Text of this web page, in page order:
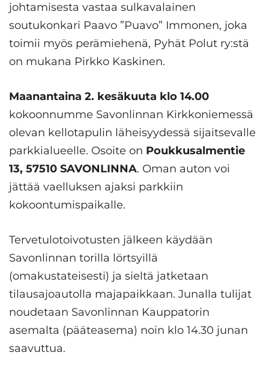
johtamisesta vastaa sulkavalainen
soutukonkari Paavo ”Puavo” Immonen, joka
toimii myös perämiehenä, Pyhät Polut ry:stä
on mukana Pirkko Kaskinen.
Maanantaina 2. kesäkuuta klo 14.00
kokoonnumme Savonlinnan Kirkkoniemessä
olevan kellotapulin läheisyydessä sijaitsevalle
parkkialueelle. Osoite on Poukkusalmentie
13, 57510 SAVONLINNA. Oman auton voi
jättää vaelluksen ajaksi parkkiin
kokoontumispaikalle.
Tervetulotoivotusten jälkeen käydään
Savonlinnan torilla lörtsyillä
(omakustateisesti) ja sieltä jatketaan
tilausajoautolla majapaikkaan. Junalla tulijat
noudetaan Savonlinnan Kauppatorin
asemalta (pääteasema) noin klo 14.30 junan
saavuttua.